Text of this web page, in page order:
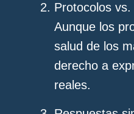
Protocolos
Aunque los
salud de los
derecho a
reales.